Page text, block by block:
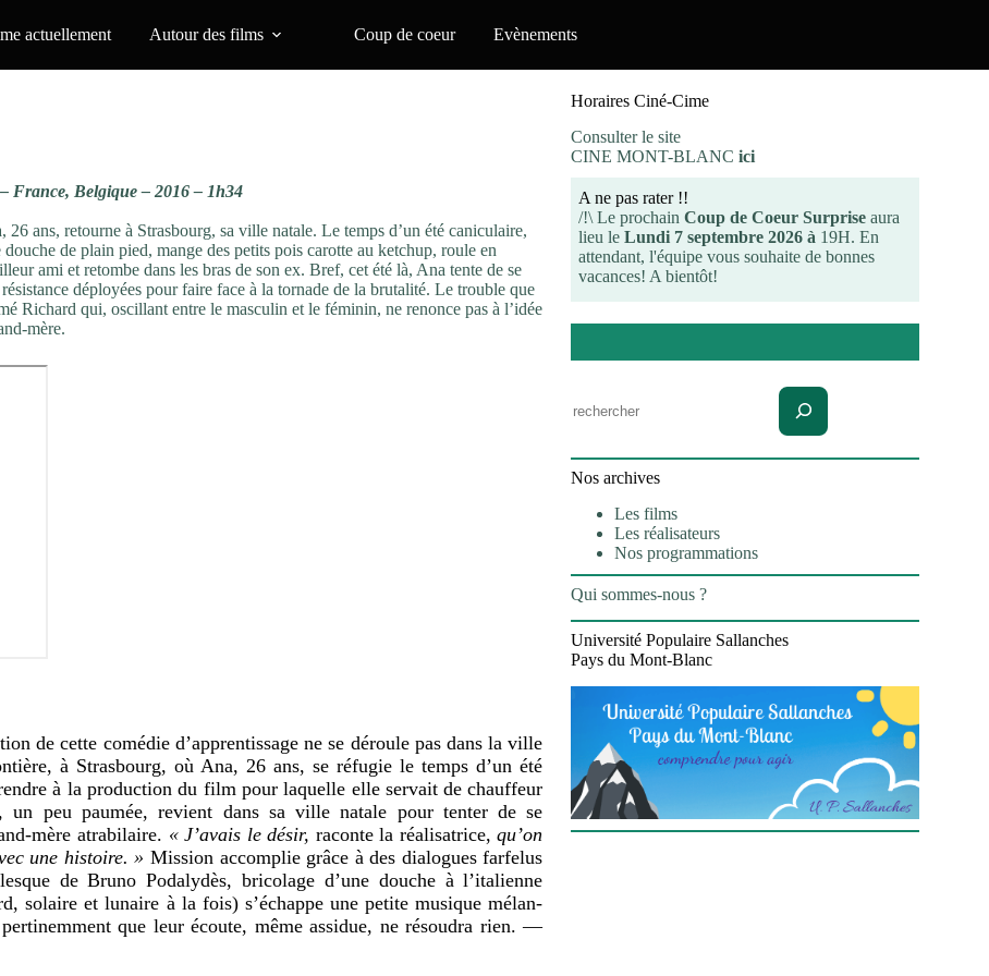
actuellement Autour des films Coup de coeur Evènements
France, Belgique – 2016 – 1h34
ans, retourne à Strasbourg, sa ville natale. Le temps d’un été caniculaire,
de plain pied, mange des petits pois carotte au ketchup, roule en
ami et retombe dans les bras de son ex. Bref, cet été là, Ana tente de se
déployées pour faire face à la tornade de la brutalité. Le trouble que
Richard qui, oscillant entre le masculin et le féminin, ne renonce pas à l’idée
mère.
de cette comédie d’apprentissage ne se déroule pas dans la ville
à Strasbourg, où Ana, 26 ans, se réfugie le temps d’un été
à la production du film pour laquelle elle servait de chauffeur
peu paumée, revient dans sa ville natale pour tenter de se
mère atrabilaire. « J’avais le désir, raconte la réalisatrice,qu’on
une histoire. » Mission accomplie grâce à des dialogues farfelus
de Bruno Podalydès, bricolage d’une douche à l’italienne
solaire et lunaire à la fois) s’échappe une petite musique mélan­
que leur écoute, même assidue, ne résoudra rien. —
Horaires Ciné-Cime
Consulter le site
CINE MONT-BLANC ici
A ne pas rater !!
/!\ Le prochain Coup de Coeur Surprise aura
lieu le Lundi 7 septembre 2026 à 19H. En
attendant, l'équipe vous souhaite de bonnes
vacances! A bientôt!
Nos archives
Les films
Les réalisateurs
Nos programmations
Qui sommes-nous ?
Université Populaire Sallanches
Pays du Mont-Blanc